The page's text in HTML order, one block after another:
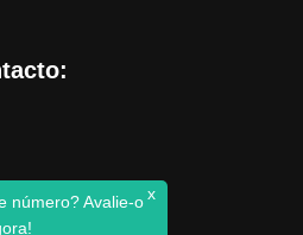
número? Avalie-ox